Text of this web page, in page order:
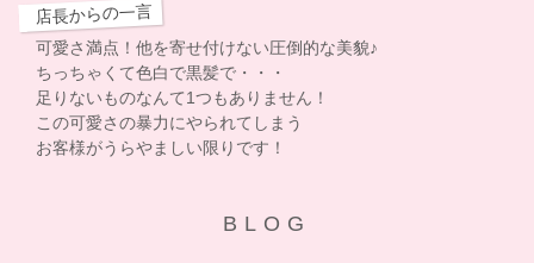
店長からの一言
可愛さ満点！他を寄せ付けない圧倒的な美貌♪
ちっちゃくて色白で黒髪で・・・
足りないものなんて1つもありません！
この可愛さの暴力にやられてしまう
お客様がうらやましい限りです！
BLOG